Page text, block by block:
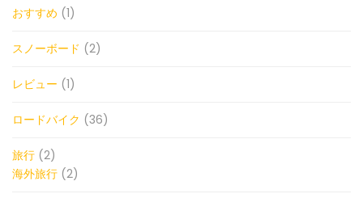
おすすめ (1)
スノーボード (2)
レビュー (1)
ロードバイク (36)
旅行 (2)
海外旅行 (2)